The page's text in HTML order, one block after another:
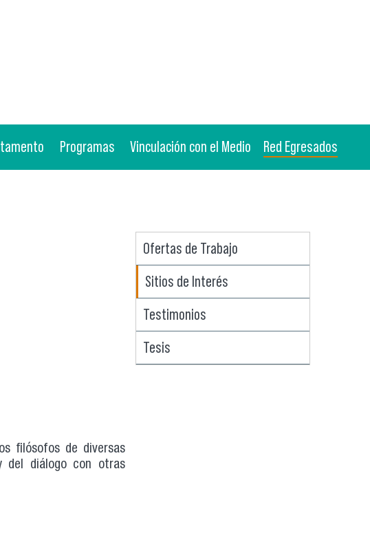
Programas Vinculación con el Medio Red Egresados
Ofertas de Trabajo
Sitios de Interés
Testimonios
Tesis
filósofos de diversas
del diálogo con otras